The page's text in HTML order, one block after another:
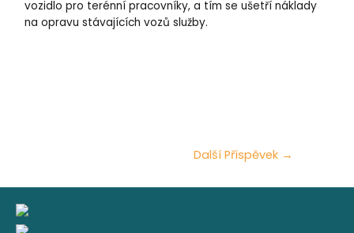
vozidlo pro terénní pracovníky, a tím se ušetří náklady
na opravu stávajících vozů služby.
Další Příspěvek →